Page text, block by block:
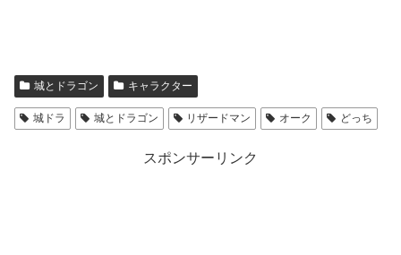
城とドラゴン キャラクター
城ドラ 城とドラゴン リザードマン オーク どっち
スポンサーリンク